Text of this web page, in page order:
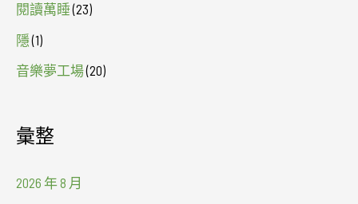
閱讀萬睡(23)
隱(1)
音樂夢工場(20)
彙整
2026 年 8 月